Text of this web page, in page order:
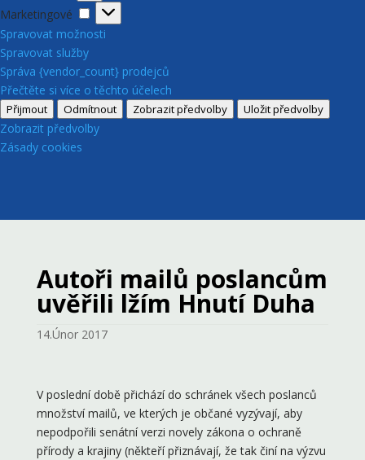
Marketingové
Marketingové
Spravovat možnosti
Spravovat služby
Správa {vendor_count} prodejců
Přečtěte si více o těchto účelech
Přijmout Odmítnout Zobrazit předvolby Uložit předvolby
Zobrazit předvolby
Zásady cookies
Autoři mailů poslancům
uvěřili lžím Hnutí Duha
14.Únor 2017
V poslední době přichází do schránek všech poslanců
množství mailů, ve kterých je občané vyzývají, aby
nepodpořili senátní verzi novely zákona o ochraně
přírody a krajiny (někteří přiznávají, že tak činí na výzvu